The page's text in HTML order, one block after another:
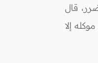
قال
إلا